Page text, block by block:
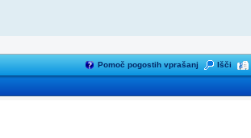
Pomoč pogostih vprašanj Išči